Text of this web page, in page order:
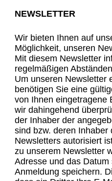
NEWSLETTER
Wir bieten Ihnen auf
Möglichkeit, unseren
Mit diesem Newsletter
regelmäßigen
Um unseren Newsletter
benötigen Sie eine
von Ihnen eingetragene
wir dahingehend
der Inhaber der
sind bzw. deren Inhaber
Newsletters autorisiert
zu unserem Newsletter
Adresse und das
Anmeldung speichern.